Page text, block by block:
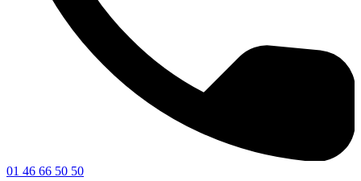
01 46 66 50 50